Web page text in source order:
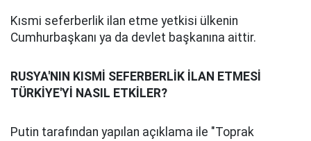
Kısmi seferberlik ilan etme yetkisi ülkenin
Cumhurbaşkanı ya da devlet başkanına aittir.
RUSYA'NIN KISMİ SEFERBERLİK İLAN ETMESİ
TÜRKİYE'Yİ NASIL ETKİLER?
Putin tarafından yapılan açıklama ile "Toprak